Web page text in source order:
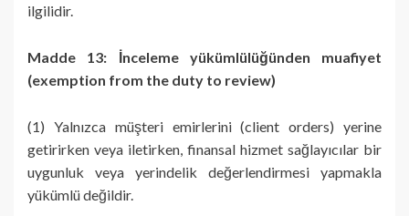
ilgilidir.
Madde 13: İnceleme yükümlülüğünden muafiyet
(exemption from the duty to review)
(1) Yalnızca müşteri emirlerini (client orders) yerine
getirirken veya iletirken, finansal hizmet sağlayıcılar bir
uygunluk veya yerindelik değerlendirmesi yapmakla
yükümlü değildir.